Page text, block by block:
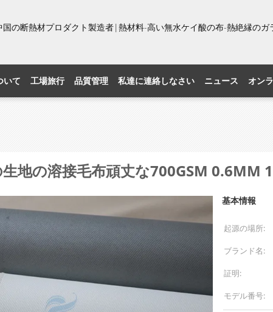
の断熱材プロダクト製造者|熱材料-高い無水ケイ酸の布-熱絶縁のガ
いて 工場旅行 品質管理 私達に連絡しなさい ニュース オン
地の溶接毛布頑丈な700GSM 0.6MM
基本情報
起源の場所:
ブランド名:
証明:
モデル番号: